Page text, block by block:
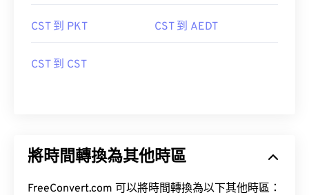
CST 到 PKT CST 到 AEDT
CST 到 CST
將時間轉換為其他時區
FreeConvert.com 可以將時間轉換為以下其他時區：